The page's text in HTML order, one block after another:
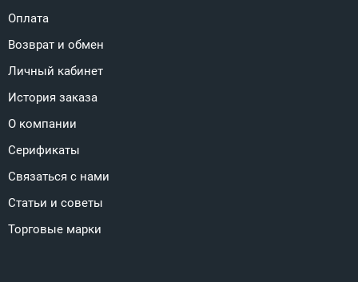
Оплата
Возврат и обмен
Личный кабинет
История заказа
О компании
Серификаты
Связаться с нами
Статьи и советы
Торговые марки